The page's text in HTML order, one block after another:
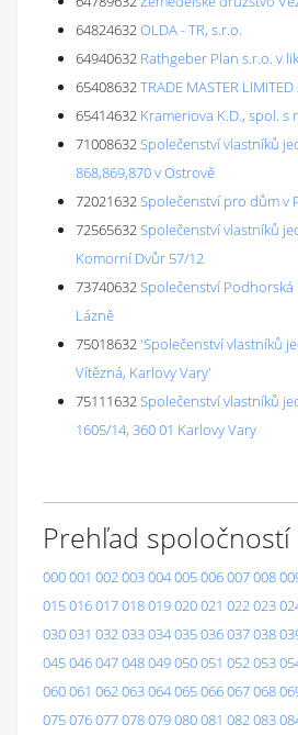
64824632OLDA - TR, s.r.o.
64940632 Rathgeber Plan s.r.o. v
65408632TRADE MASTER
65414632 Krameriova K.D., spol. s
71008632Společenství vlastníků
868,869,870 v Ostrově
72021632Společenství pro dům v
72565632Společenství vlastníků
Komorní Dvůr 57/12
73740632Společenství Podhorská
Lázně
75018632'Společenství vlastníků
Vítězná, Karlovy Vary'
75111632Společenství vlastníků
1605/14, 360 01 Karlovy Vary
Prehľad spoločností
000001 002003004005006007008
015016017018019020021 022023
030031 032033034035036037038
045046047048049050051 052053
060061 062063064065066067068
075076077078079080081 082083